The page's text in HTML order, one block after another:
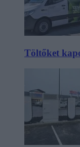
Töltőket